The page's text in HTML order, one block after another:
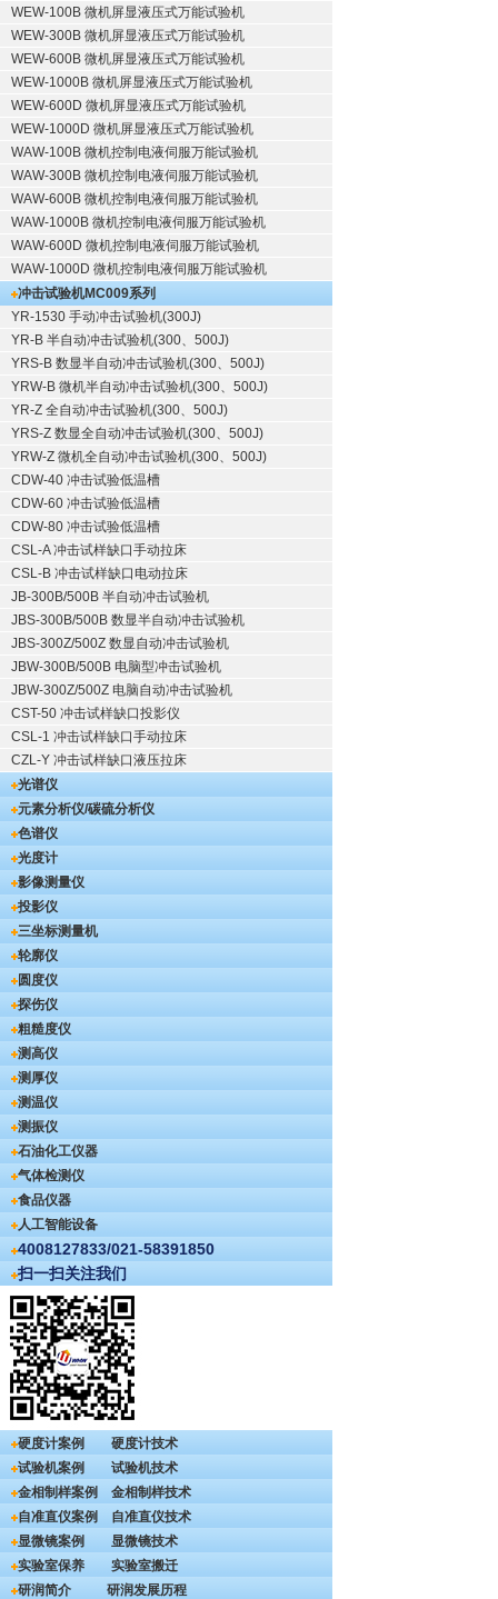
WEW-100B 微机屏显液压式万能试验机
WEW-300B 微机屏显液压式万能试验机
WEW-600B 微机屏显液压式万能试验机
WEW-1000B 微机屏显液压式万能试验机
WEW-600D 微机屏显液压式万能试验机
WEW-1000D 微机屏显液压式万能试验机
WAW-100B 微机控制电液伺服万能试验机
WAW-300B 微机控制电液伺服万能试验机
WAW-600B 微机控制电液伺服万能试验机
WAW-1000B 微机控制电液伺服万能试验机
WAW-600D 微机控制电液伺服万能试验机
WAW-1000D 微机控制电液伺服万能试验机
冲击试验机MC009系列
YR-1530 手动冲击试验机(300J)
YR-B 半自动冲击试验机(300、500J)
YRS-B 数显半自动冲击试验机(300、500J)
YRW-B 微机半自动冲击试验机(300、500J)
YR-Z 全自动冲击试验机(300、500J)
YRS-Z 数显全自动冲击试验机(300、500J)
YRW-Z 微机全自动冲击试验机(300、500J)
CDW-40 冲击试验低温槽
CDW-60 冲击试验低温槽
CDW-80 冲击试验低温槽
CSL-A 冲击试样缺口手动拉床
CSL-B 冲击试样缺口电动拉床
JB-300B/500B 半自动冲击试验机
JBS-300B/500B 数显半自动冲击试验机
JBS-300Z/500Z 数显自动冲击试验机
JBW-300B/500B 电脑型冲击试验机
JBW-300Z/500Z 电脑自动冲击试验机
CST-50 冲击试样缺口投影仪
CSL-1 冲击试样缺口手动拉床
CZL-Y 冲击试样缺口液压拉床
光谱仪
元素分析仪/碳硫分析仪
色谱仪
光度计
影像测量仪
投影仪
三坐标测量机
轮廓仪
圆度仪
探伤仪
粗糙度仪
测高仪
测厚仪
测温仪
测振仪
石油化工仪器
气体检测仪
食品仪器
人工智能设备
4008127833/021-58391850
扫一扫关注我们
硬度计案例
硬度计技术
试验机案例
试验机技术
金相制样案例
金相制样技术
自准直仪案例
自准直仪技术
显微镜案例
显微镜技术
实验室保养
实验室搬迁
研润简介
研润发展历程